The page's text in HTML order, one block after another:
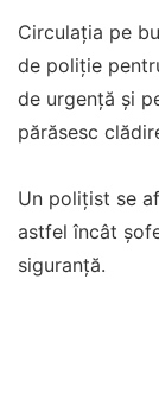
Circulația pe
de poliție
de urgență și
părăsesc
Un polițist se
astfel încât
siguranță.